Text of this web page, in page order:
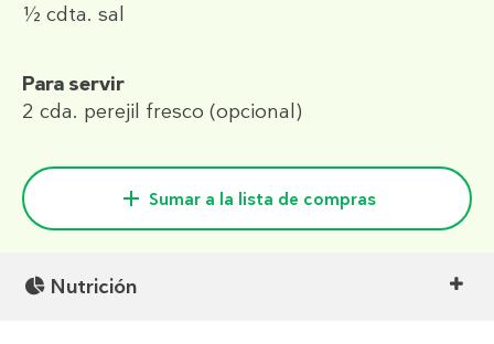
½ cdta. sal
Para servir
2 cda. perejil fresco (opcional)
Sumar a la lista de compras
Nutrición